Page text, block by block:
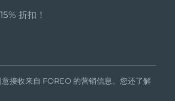
折扣！
意接收来自 FOREO 的营销信息。您还了解